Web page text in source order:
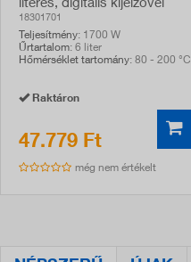
literes, digitális kijelzővel
18301701
Teljesítmény: 1700 W
Űrtartalom: 6 liter
Hőmérséklet tartomány: 80 - 200 °C
Raktáron
47.779 Ft
még nem értékelt